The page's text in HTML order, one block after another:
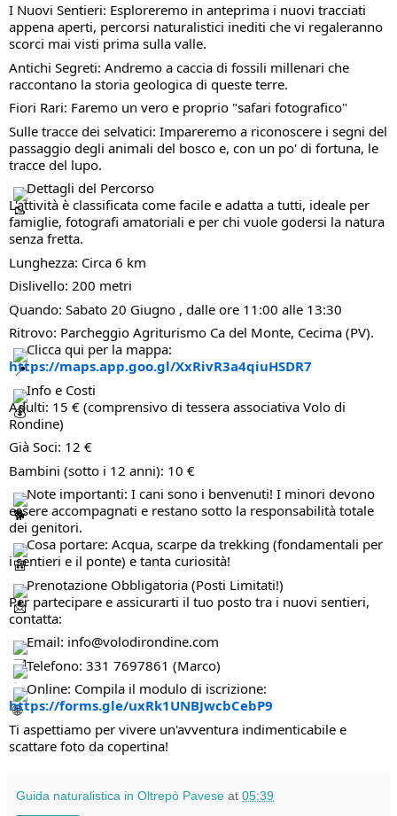
I Nuovi Sentieri: Esploreremo in anteprima i nuovi tracciati
appena aperti, percorsi naturalistici inediti che vi regaleranno
scorci mai visti prima sulla valle.
Antichi Segreti: Andremo a caccia di fossili millenari che
raccontano la storia geologica di queste terre.
Fiori Rari: Faremo un vero e proprio "safari fotografico"
Sulle tracce dei selvatici: Impareremo a riconoscere i segni del
passaggio degli animali del bosco e, con un po' di fortuna, le
tracce del lupo.
Dettagli del Percorso
L'attività è classificata come facile e adatta a tutti, ideale per
famiglie, fotografi amatoriali e per chi vuole godersi la natura
senza fretta.
Lunghezza: Circa 6 km
Dislivello: 200 metri
Quando: Sabato 20 Giugno , dalle ore 11:00 alle 13:30
Ritrovo: Parcheggio Agriturismo Ca del Monte, Cecima (PV).
Clicca qui per la mappa:
https://maps.app.goo.gl/XxRivR3a4qiuHSDR7
Info e Costi
Adulti: 15 € (comprensivo di tessera associativa Volo di
Rondine)
Già Soci: 12 €
Bambini (sotto i 12 anni): 10 €
Note importanti: I cani sono i benvenuti! I minori devono
essere accompagnati e restano sotto la responsabilità totale
dei genitori.
Cosa portare: Acqua, scarpe da trekking (fondamentali per
i sentieri e il ponte) e tanta curiosità!
Prenotazione Obbligatoria (Posti Limitati!)
Per partecipare e assicurarti il tuo posto tra i nuovi sentieri,
contatta:
Email: info@volodirondine.com
Telefono: 331 7697861 (Marco)
Online: Compila il modulo di iscrizione:
https://forms.gle/uxRk1UNBJwcbCebP9
Ti aspettiamo per vivere un'avventura indimenticabile e
scattare foto da copertina!
Guida naturalistica in Oltrepò Pavese at 05:39